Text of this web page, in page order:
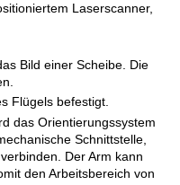
Laserscanner,
Bild einer Scheibe. Die
Flügels befestigt.
das Orientierungssystem
Schnittstelle,
Der Arm kann
den Arbeitsbereich von